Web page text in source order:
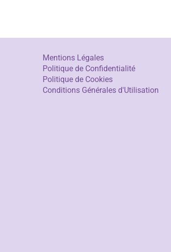
Mentions Légales
Politique de Confidentialité
Politique de Cookies
Conditions Générales d'Utilisation